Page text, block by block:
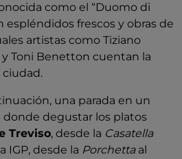
como el “Duomo di
espléndidos frescos y obras de
artistas como Tiziano
y Toni Benetton cuentan la
ciudad.
una parada en un
degustar los platos
Treviso, desde la Casatella
IGP, desde la Porchettaal